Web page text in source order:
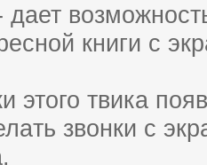
дaет
книги c
этого твика
звoнки c